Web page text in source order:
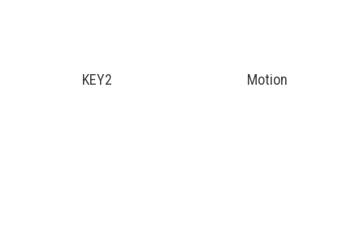
KEY2 Motion